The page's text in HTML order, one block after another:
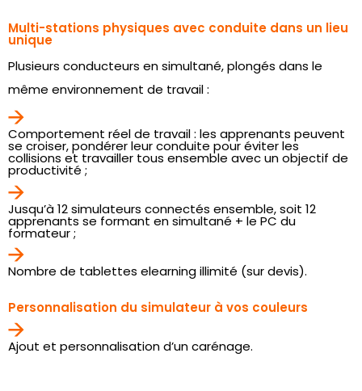
Multi-stations physiques avec conduite dans un lieu
unique
Plusieurs conducteurs en simultané, plongés dans le
même environnement de travail :
Comportement réel de travail : les apprenants peuvent
se croiser, pondérer leur conduite pour éviter les
collisions et travailler tous ensemble avec un objectif de
productivité ;
Jusqu’à 12 simulateurs connectés ensemble, soit 12
apprenants se formant en simultané + le PC du
formateur ;
Nombre de tablettes elearning illimité (sur devis).
Personnalisation du simulateur à vos couleurs
Ajout et personnalisation d’un carénage.